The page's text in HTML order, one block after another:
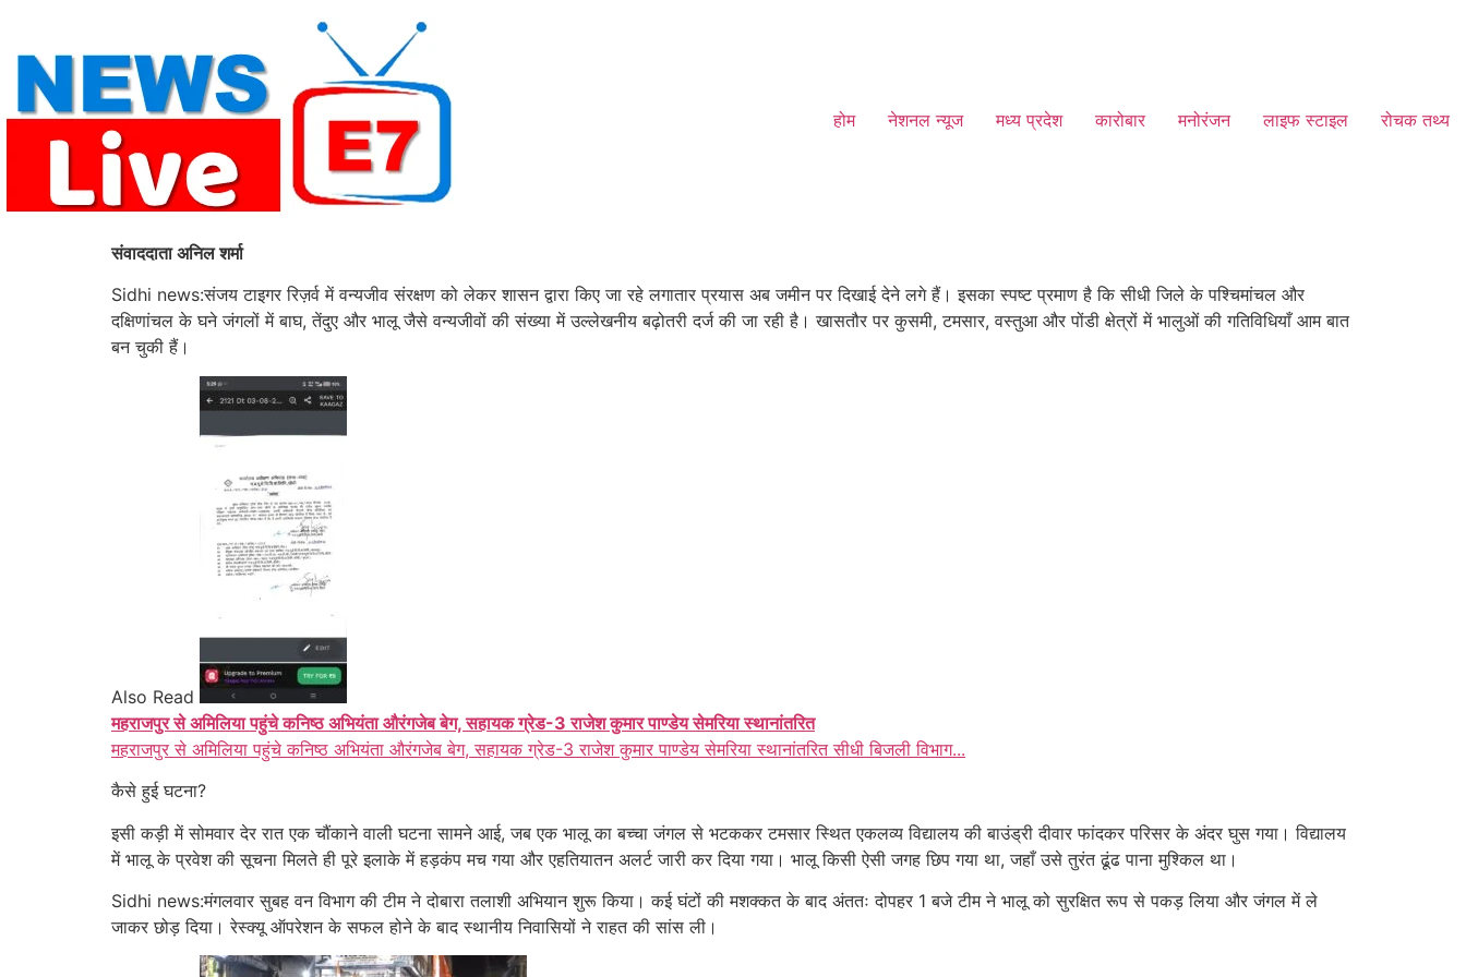
content
होम नेशनल न्यूज मध्य प्रदेश कारोबार मनोरंजन लाइफ स्टाइल रोचक तथ्य
संवाददाता अनिल शर्मा
Sidhi news:संजय टाइगर रिज़र्व में वन्यजीव संरक्षण को लेकर शासन द्वारा किए जा रहे लगातार प्रयास अब जमीन पर दिखाई देने लगे हैं। इसका स्पष्ट प्रमाण है कि सीधी जिले के पश्चिमांचल और
दक्षिणांचल के घने जंगलों में बाघ, तेंदुए और भालू जैसे वन्यजीवों की संख्या में उल्लेखनीय बढ़ोतरी दर्ज की जा रही है। खासतौर पर कुसमी, टमसार, वस्तुआ और पोंडी क्षेत्रों में भालुओं की गतिविधियाँ आम बात
बन चुकी हैं।
Also Read
महराजपुर से अमिलिया पहुंचे कनिष्ठ अभियंता औरंगजेब बेग, सहायक ग्रेड-3 राजेश कुमार पाण्डेय सेमरिया स्थानांतरित
महराजपुर से अमिलिया पहुंचे कनिष्ठ अभियंता औरंगजेब बेग, सहायक ग्रेड-3 राजेश कुमार पाण्डेय सेमरिया स्थानांतरित सीधी बिजली विभाग...
कैसे हुई घटना?
इसी कड़ी में सोमवार देर रात एक चौंकाने वाली घटना सामने आई, जब एक भालू का बच्चा जंगल से भटककर टमसार स्थित एकलव्य विद्यालय की बाउंड्री दीवार फांदकर परिसर के अंदर घुस गया। विद्यालय
में भालू के प्रवेश की सूचना मिलते ही पूरे इलाके में हड़कंप मच गया और एहतियातन अलर्ट जारी कर दिया गया। भालू किसी ऐसी जगह छिप गया था, जहाँ उसे तुरंत ढूंढ पाना मुश्किल था।
Sidhi news:मंगलवार सुबह वन विभाग की टीम ने दोबारा तलाशी अभियान शुरू किया। कई घंटों की मशक्कत के बाद अंततः दोपहर 1 बजे टीम ने भालू को सुरक्षित रूप से पकड़ लिया और जंगल में ले
जाकर छोड़ दिया। रेस्क्यू ऑपरेशन के सफल होने के बाद स्थानीय निवासियों ने राहत की सांस ली।